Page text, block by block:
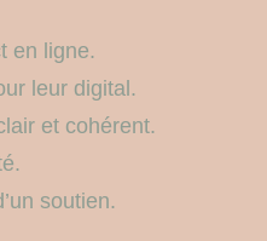
en ligne.
leur digital.
et cohérent.
soutien.